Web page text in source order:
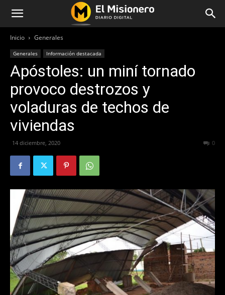
Inicio Generales
Generales Información destacada
Apóstoles: un miní tornado
provoco destrozos y
voladuras de techos de
viviendas
14 diciembre, 2020 0